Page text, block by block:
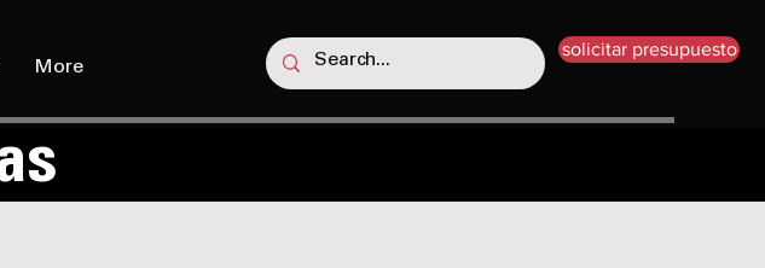
More
solicitar presupuesto